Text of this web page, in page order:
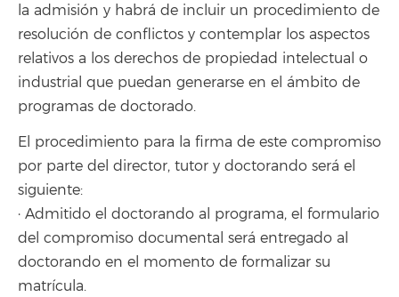
la admisión y habrá de incluir un procedimiento de
resolución de conflictos y contemplar los aspectos
relativos a los derechos de propiedad intelectual o
industrial que puedan generarse en el ámbito de
programas de doctorado.
El procedimiento para la firma de este compromiso
por parte del director, tutor y doctorando será el
siguiente:
· Admitido el doctorando al programa, el formulario
del compromiso documental será entregado al
doctorando en el momento de formalizar su
matrícula.